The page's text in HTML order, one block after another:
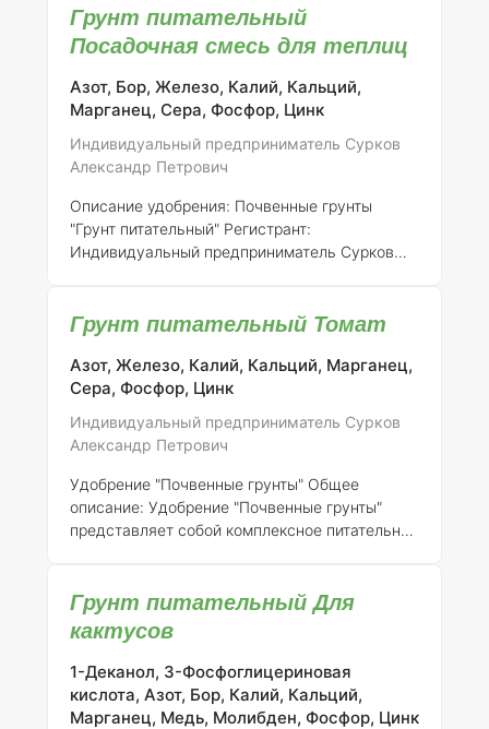
растений. Оно зарегистрировано
индивидуальным предпринимателем
Сурковым Александром Петровичем под
номером регистрации 316-14-746-1.Состав и
концентрация элементов:Состав удобрения
для формирования зеленой массы и общего
роста растений. 2.Фосфор (P)
Способствует корнеоб
Грунт питательный
Посадочная смесь для теплиц
Азот, Бор, Железо, Калий, Кальций,
Марганец, Сера, Фосфор, Цинк
Индивидуальный предприниматель Сурков
Александр Петрович
Описание удобрения: Почвенные грунты
"Грунт питательный" Регистрант:
Индивидуальный предприниматель Сурков
питательный" представляет собой
разработанную для использования в теплицах
и на открытом грунте. Это удобрение создано
с целью оптимизации роста и развития
растений, обеспечивая их необходимыми
питательными веществами. Продукт
формулируется с учетом специфических
требований различных сельскохозяйственн
Грунт питательный Томат
Азот, Железо, Калий, Кальций, Марганец,
Сера, Фосфор, Цинк
Индивидуальный предприниматель Сурков
Александр Петрович
Удобрение "Почвенные грунты" Общее
описание: Удобрение "Почвенные грунты"
представляет собой комплексное питательное
необходимыми питательными веществами.
и улучшения качества сельскохозяйственных
культур.Регистрант:Индивидуальный
предприниматель Сурков Александр Петрович
Номер регистрации: 316-14-746-1Состав
Грунт питательный Для
кактусов
1-Деканол, 3-Фосфоглицериновая
кислота, Азот, Бор, Калий, Кальций,
Марганец, Медь, Молибден, Фосфор, Цинк